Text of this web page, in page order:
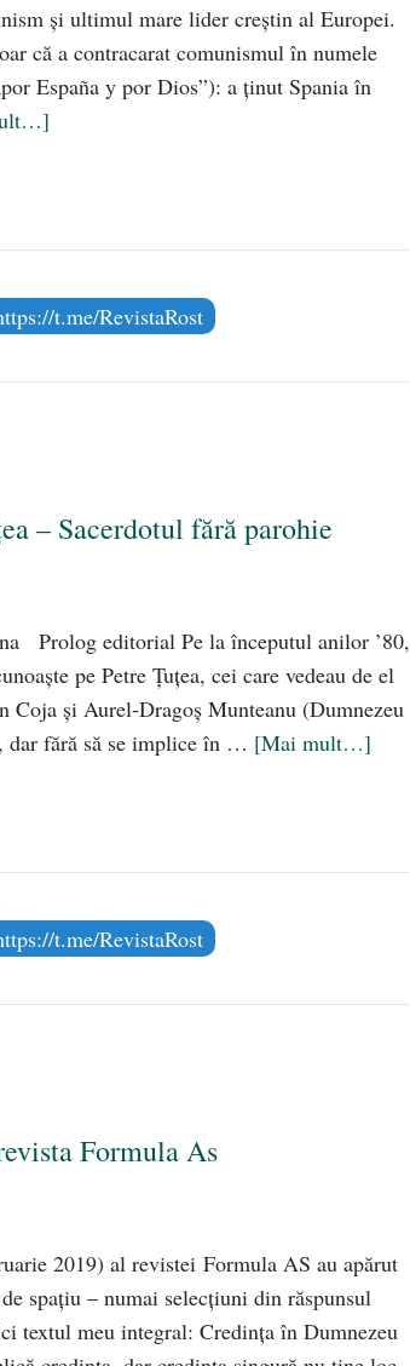
și ultimul mare lider creștin al Europei.
că a contracarat comunismul în numele
España y por Dios”): a ținut Spania în
t.me/RevistaRost
– Sacerdotul fără parohie
Prolog editorial Pe la începutul anilor ’80,
pe Petre Țuțea, cei care vedeau de el
Coja și Aurel-Dragoș Munteanu (Dumnezeu
dar fără să se implice în … [Mai mult…]
t.me/RevistaRost
Formula As
2019) al revistei Formula AS au apărut
spațiu – numai selecțiuni din răspunsul
textul meu integral: Credința în Dumnezeu